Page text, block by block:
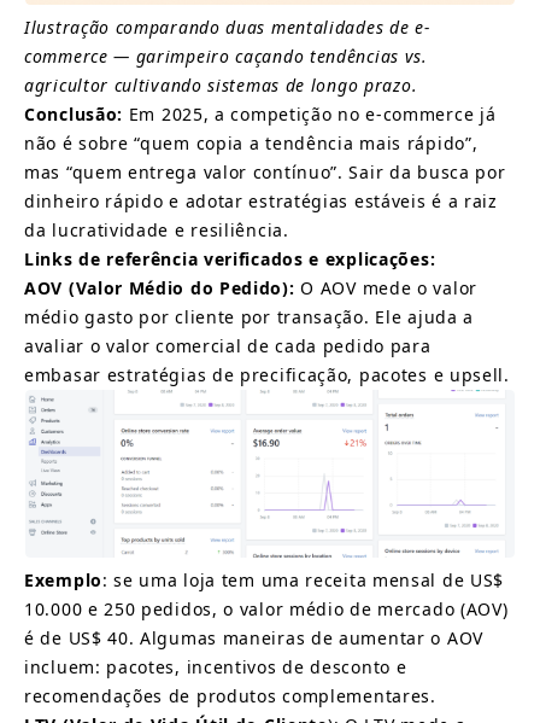
Ilustração comparando duas mentalidades de e-
commerce — garimpeiro caçando tendências vs.
agricultor cultivando sistemas de longo prazo.
Conclusão: Em 2025, a competição no e-commerce já
não é sobre “quem copia a tendência mais rápido”,
mas “quem entrega valor contínuo”. Sair da busca por
dinheiro rápido e adotar estratégias estáveis é a raiz
da lucratividade e resiliência.
Links de referência verificados e explicações:
AOV (Valor Médio do Pedido): O AOV mede o valor
médio gasto por cliente por transação. Ele ajuda a
avaliar o valor comercial de cada pedido para
embasar estratégias de precificação, pacotes e upsell.
Exemplo: se uma loja tem uma receita mensal de US$
10.000 e 250 pedidos, o valor médio de mercado (AOV)
é de US$ 40. Algumas maneiras de aumentar o AOV
incluem: pacotes, incentivos de desconto e
recomendações de produtos complementares.